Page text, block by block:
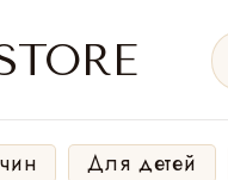
Для детей